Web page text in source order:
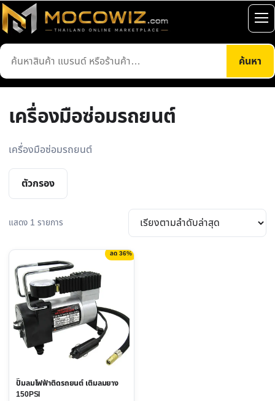
ข้าม
ไป
เนื้อหา
ค้นหา
สินค้า
ค้นหา
เปิ
เม
เครื่องมือซ่อมรถยนต์
เครื่องมือซ่อมรถยนต์
ตัวกรอง
แสดง 1 รายการ
ลด 36%
ปั๊มลมไฟฟ้าติดรถยนต์ เติมลมยาง
150PSI